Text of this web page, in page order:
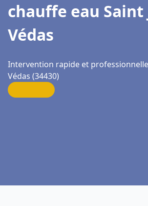
chauffe eau Saint
Védas
Intervention rapide et professionnelle
Védas (34430)